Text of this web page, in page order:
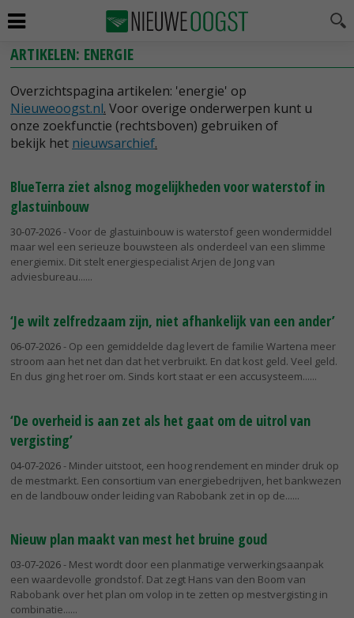
ARTIKELEN: ENERGIE
Overzichtspagina artikelen: 'energie' op
Nieuweoogst.nl. Voor overige onderwerpen kunt u
onze zoekfunctie (rechtsboven) gebruiken of
bekijk het nieuwsarchief.
BlueTerra ziet alsnog mogelijkheden voor waterstof in
glastuinbouw
30-07-2026- Voor de glastuinbouw is waterstof geen wondermiddel
maar wel een serieuze bouwsteen als onderdeel van een slimme
energiemix. Dit stelt energiespecialist Arjen de Jong van
adviesbureau...
‘Je wilt zelfredzaam zijn, niet afhankelijk van een ander’
06-07-2026- Op een gemiddelde dag levert de familie Wartena meer
stroom aan het net dan dat het verbruikt. En dat kost geld. Veel geld.
En dus ging het roer om. Sinds kort staat er een accusysteem...
‘De overheid is aan zet als het gaat om de uitrol van
vergisting’
04-07-2026- Minder uitstoot, een hoog rendement en minder druk op
de mestmarkt. Een consortium van energiebedrijven, het bankwezen
en de landbouw onder leiding van Rabobank zet in op de...
Nieuw plan maakt van mest het bruine goud
03-07-2026- Mest wordt door een planmatige verwerkingsaanpak
een waardevolle grondstof. Dat zegt Hans van den Boom van
Rabobank over het plan om volop in te zetten op mestvergisting in
combinatie...